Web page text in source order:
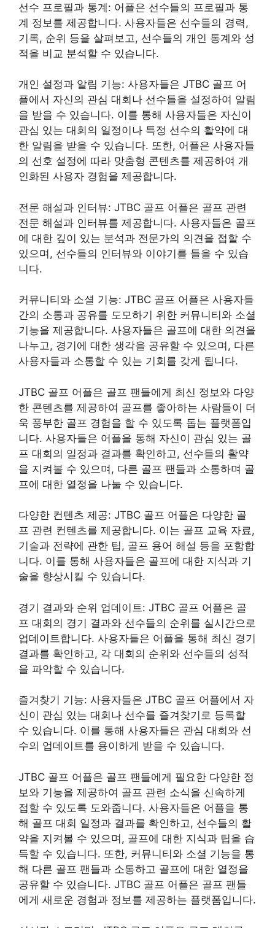
선수 프로필과 통계: 어플은 선수들의 프로필과 통
계 정보를 제공합니다. 사용자들은 선수들의 경력,
기록, 순위 등을 살펴보고, 선수들의 개인 통계와 성
적을 비교 분석할 수 있습니다.
개인 설정과 알림 기능: 사용자들은 JTBC 골프 어
플에서 자신의 관심 대회나 선수들을 설정하여 알림
을 받을 수 있습니다. 이를 통해 사용자들은 자신이
관심 있는 대회의 일정이나 특정 선수의 활약에 대
한 알림을 받을 수 있습니다. 또한, 어플은 사용자들
의 선호 설정에 따라 맞춤형 콘텐츠를 제공하여 개
인화된 사용자 경험을 제공합니다.
전문 해설과 인터뷰: JTBC 골프 어플은 골프 관련
전문 해설과 인터뷰를 제공합니다. 사용자들은 골프
에 대한 깊이 있는 분석과 전문가의 의견을 접할 수
있으며, 선수들의 인터뷰와 이야기를 들을 수 있습
니다.
커뮤니티와 소셜 기능: JTBC 골프 어플은 사용자들
간의 소통과 공유를 도모하기 위한 커뮤니티와 소셜
기능을 제공합니다. 사용자들은 골프에 대한 의견을
나누고, 경기에 대한 생각을 공유할 수 있으며, 다른
사용자들과 소통할 수 있는 기회를 갖게 됩니다.
JTBC 골프 어플은 골프 팬들에게 최신 정보와 다양
한 콘텐츠를 제공하여 골프를 좋아하는 사람들이 더
욱 풍부한 골프 경험을 할 수 있도록 돕는 플랫폼입
니다. 사용자들은 어플을 통해 자신이 관심 있는 골
프 대회의 일정과 결과를 확인하고, 선수들의 활약
을 지켜볼 수 있으며, 다른 골프 팬들과 소통하며 골
프에 대한 열정을 나눌 수 있습니다.
다양한 컨텐츠 제공: JTBC 골프 어플은 다양한 골
프 관련 컨텐츠를 제공합니다. 이는 골프 교육 자료,
기술과 전략에 관한 팁, 골프 용어 해설 등을 포함합
니다. 이를 통해 사용자들은 골프에 대한 지식과 기
술을 향상시킬 수 있습니다.
경기 결과와 순위 업데이트: JTBC 골프 어플은 골
프 대회의 경기 결과와 선수들의 순위를 실시간으로
업데이트합니다. 사용자들은 어플을 통해 최신 경기
결과를 확인하고, 각 대회의 순위와 선수들의 성적
을 파악할 수 있습니다.
즐겨찾기 기능: 사용자들은 JTBC 골프 어플에서 자
신이 관심 있는 대회나 선수를 즐겨찾기로 등록할
수 있습니다. 이를 통해 사용자들은 관심 대회와 선
수의 업데이트를 용이하게 받을 수 있습니다.
JTBC 골프 어플은 골프 팬들에게 필요한 다양한 정
보와 기능을 제공하여 골프 관련 소식을 신속하게
접할 수 있도록 도와줍니다. 사용자들은 어플을 통
해 골프 대회 일정과 결과를 확인하고, 선수들의 활
약을 지켜볼 수 있으며, 골프에 대한 지식과 팁을 습
득할 수 있습니다. 또한, 커뮤니티와 소셜 기능을 통
해 다른 골프 팬들과 소통하고 골프에 대한 열정을
공유할 수 있습니다. JTBC 골프 어플은 골프 팬들
에게 새로운 경험과 정보를 제공하는 플랫폼입니다.